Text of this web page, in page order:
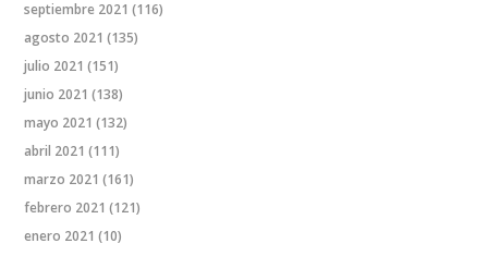
septiembre 2021 (116)
agosto 2021 (135)
julio 2021 (151)
junio 2021 (138)
mayo 2021 (132)
abril 2021 (111)
marzo 2021 (161)
febrero 2021 (121)
enero 2021 (10)